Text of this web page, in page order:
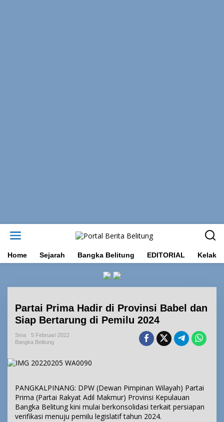
t
Home Sejarah Bangka Belitung EDITORIAL Kelakar
Partai Prima Hadir di Provinsi Babel dan
Siap Bertarung di Pemilu 2024
Sma
5 Februari 2022
Bangka Belitung
PANGKALPINANG: DPW (Dewan Pimpinan Wilayah) Partai
Prima (Partai Rakyat Adil Makmur) Provinsi Kepulauan
Bangka Belitung kini mulai berkonsolidasi terkait persiapan
verifikasi menuju pemilu legislatif tahun 2024.